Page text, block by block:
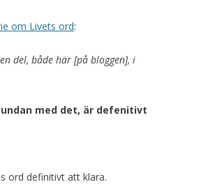
om Livets ord:
del, både här [på bloggen], i
med det, är defenitivt
ord definitivt att klara.